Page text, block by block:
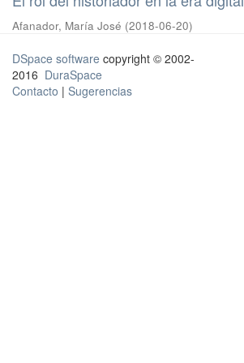
Afanador, María José (2018-06-20)
DSpace software copyright © 2002-
2016 DuraSpace
Contacto | Sugerencias